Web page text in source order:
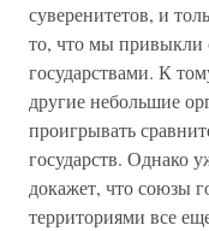
суверенитетов, и
то, что мы привыкли
государствами. К
другие небольшие
проигрывать
государств. Однако
докажет, что союзы
территориями все